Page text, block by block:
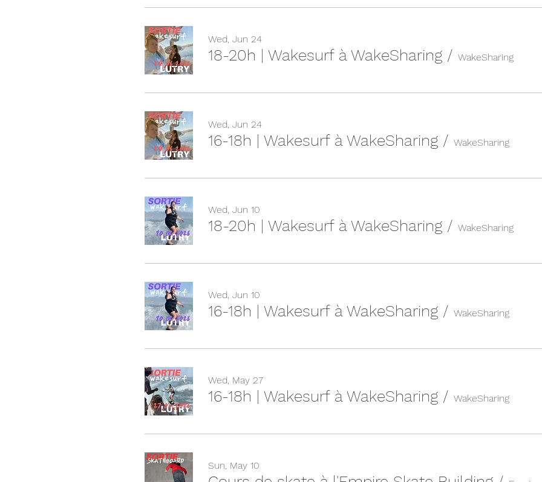
Wed, Jun 24
18-20h | Wakesurf à WakeSharing / WakeSharing
Wed, Jun 24
16-18h | Wakesurf à WakeSharing / WakeSharing
Wed, Jun 10
18-20h | Wakesurf à WakeSharing / WakeSharing
Wed, Jun 10
16-18h | Wakesurf à WakeSharing / WakeSharing
Wed, May 27
16-18h | Wakesurf à WakeSharing / WakeSharing
Sun, May 10